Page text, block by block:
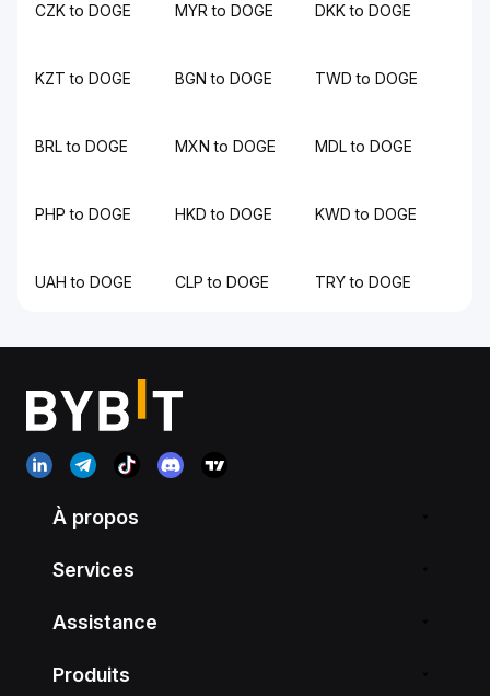
CZK to DOGE MYR to DOGE DKK to DOGE
KZT to DOGE BGN to DOGE TWD to DOGE
BRL to DOGE MXN to DOGE MDL to DOGE
PHP to DOGE HKD to DOGE KWD to DOGE
UAH to DOGE CLP to DOGE TRY to DOGE
À propos
Services
Assistance
Produits